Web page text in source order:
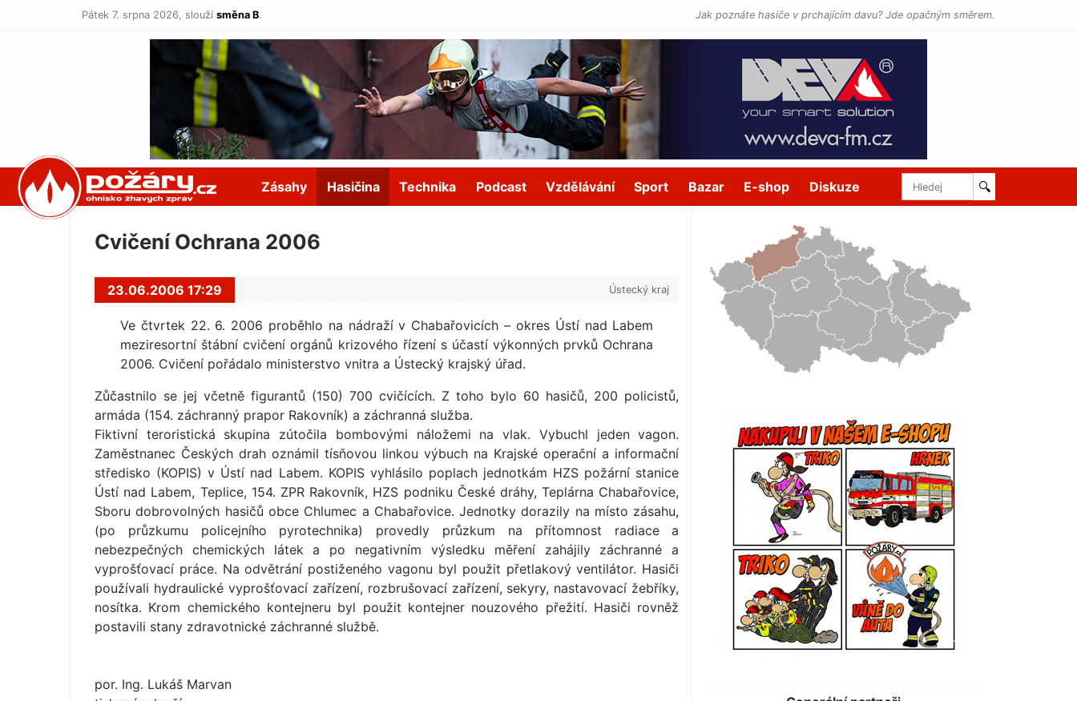
Pátek 7. srpna 2026, slouží směna B. Jak poznáte hasiče v prchajícím davu? Jde opačným směrem.
POŽÁRY.cz Zásahy Hasičina Technika Podcast Vzdělávání Sport Bazar E-shop Diskuze 🔍
Cvičení Ochrana 2006
23.06.2006 17:29 Ústecký kraj
Ve čtvrtek 22. 6. 2006 proběhlo na nádraží v Chabařovicích – okres Ústí nad Labem
meziresortní štábní cvičení orgánů krizového řízení s účastí výkonných prvků Ochrana
2006. Cvičení pořádalo ministerstvo vnitra a Ústecký krajský úřad.
Zůčastnilo se jej včetně figurantů (150) 700 cvičících. Z toho bylo 60 hasičů, 200 policistů,
armáda (154. záchranný prapor Rakovník) a záchranná služba.
Fiktivní teroristická skupina zútočila bombovými náložemi na vlak. Vybuchl jeden vagon.
Zaměstnanec Českých drah oznámil tísňovou linkou výbuch na Krajské operační a informační
středisko (KOPIS) v Ústí nad Labem. KOPIS vyhlásilo poplach jednotkám HZS požární stanice
Ústí nad Labem, Teplice, 154. ZPR Rakovník, HZS podniku České dráhy, Teplárna Chabařovice,
Sboru dobrovolných hasičů obce Chlumec a Chabařovice. Jednotky dorazily na místo zásahu,
(po průzkumu policejního pyrotechnika) provedly průzkum na přítomnost radiace a
nebezpečných chemických látek a po negativním výsledku měření zahájily záchranné a
vyprošťovací práce. Na odvětrání postiženého vagonu byl použit přetlakový ventilátor. Hasiči
používali hydraulické vyprošťovací zařízení, rozbrušovací zařízení, sekyry, nastavovací žebříky,
nosítka. Krom chemického kontejneru byl použit kontejner nouzového přežití. Hasiči rovněž
postavili stany zdravotnické záchranné službě.
por. Ing. Lukáš Marvan